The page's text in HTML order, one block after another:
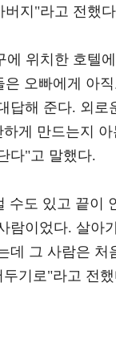
지"라고 전했
위치한 호텔
오빠에게 아
답해 준다. 외
게 만드는지
다"고 말했다.
도 있고 끝이
람이었다. 살아
데 그 사람은
기로"라고 전